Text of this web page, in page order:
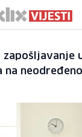
zapošljavanje
na